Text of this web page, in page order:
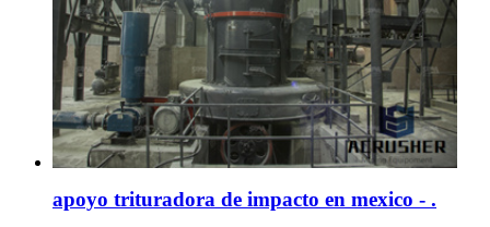
apoyo trituradora de impacto en mexico - .